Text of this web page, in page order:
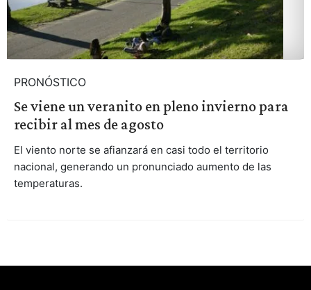
PRONÓSTICO
Se viene un veranito en pleno invierno para
recibir al mes de agosto
El viento norte se afianzará en casi todo el territorio
nacional, generando un pronunciado aumento de las
temperaturas.